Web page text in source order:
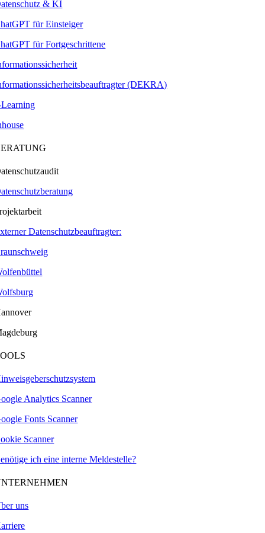
& KI
für Einsteiger
für Fortgeschrittene
(DEKRA)
Learning
Datenschutzbeauftragter:
Analytics Scanner
Fonts Scanner
Scanner
ich eine interne Meldestelle?
uns